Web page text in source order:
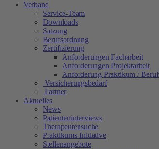
Verband
Service-Team
Downloads
Satzung
Berufsordnung
Zertifizierung
Anforderungen Facharbeit
Anforderungen Projektarbeit
Anforderung Praktikum / Beruf
Versicherungsbedarf
Partner
Aktuelles
News
Patienteninterviews
Therapeutensuche
Praktikums-Initiative
Stellenangebote